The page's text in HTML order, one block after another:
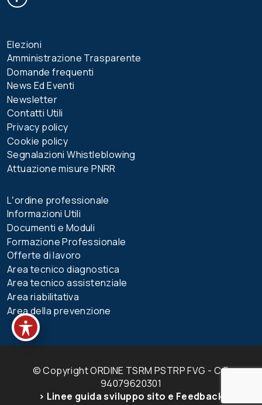
Elezioni
Amministrazione Trasparente
Domande frequenti
News Ed Eventi
Newsletter
Contatti Utili
Privacy policy
Cookie policy
Segnalazioni Whistleblowing
Attuazione misure PNRR
Lʼordine professionale
Informazioni Utili
Documenti e Moduli
Formazione Professionale
Offerte di lavoro
Area tecnico diagnostica
Area tecnico assistenziale
Area riabilitativa
Area della prevenzione
© Copyright ORDINE TSRM PSTRP FVG - C.F.
94079620301
> Linee guida sviluppo sito e Feedback